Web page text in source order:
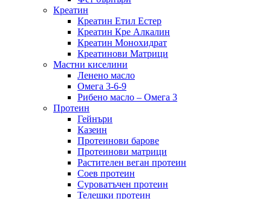
Креатин
Креатин Етил Естер
Креатин Кре Алкалин
Креатин Монохидрат
Креатинови Матрици
Мастни киселини
Ленено масло
Омега 3-6-9
Рибено масло – Омега 3
Протеин
Гейнъри
Казеин
Протеинови барове
Протеинови матрици
Растителен веган протеин
Соев протеин
Суроватъчен протеин
Телешки протеин